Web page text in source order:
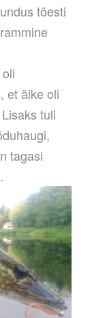
tõesti
et äike oli
tuli
tagasi